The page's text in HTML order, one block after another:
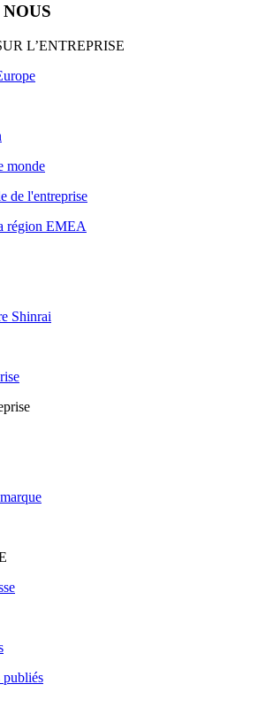
L’ENTREPRISE
monde
de l'entreprise
région EMEA
Shinrai
publiés